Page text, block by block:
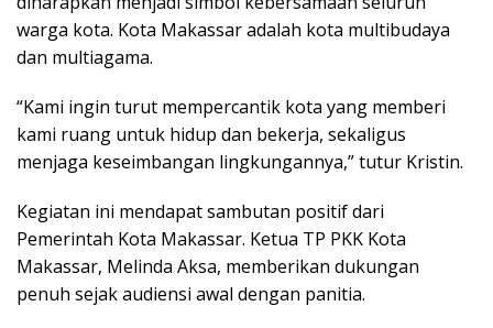
warga kota. Kota Makassar adalah kota multibudaya
dan multiagama.
“Kami ingin turut mempercantik kota yang memberi
kami ruang untuk hidup dan bekerja, sekaligus
menjaga keseimbangan lingkungannya,” tutur Kristin.
Kegiatan ini mendapat sambutan positif dari
Pemerintah Kota Makassar. Ketua TP PKK Kota
Makassar, Melinda Aksa, memberikan dukungan
penuh sejak audiensi awal dengan panitia.